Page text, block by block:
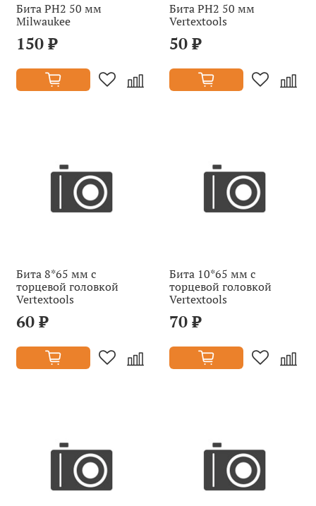
Бита PH2 50 мм
Milwaukee
150 ₽
Бита PH2 50 мм
Vertextools
50 ₽
Бита 8*65 мм с
торцевой головкой
Vertextools
60 ₽
Бита 10*65 мм с
торцевой головкой
Vertextools
70 ₽